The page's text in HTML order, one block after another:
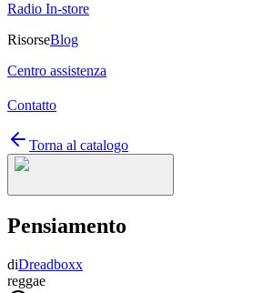
Radio In-store
RisorseBlog
Centro assistenza
Contatto
Torna al catalogo
Pensiamento
diDreadboxx
reggae